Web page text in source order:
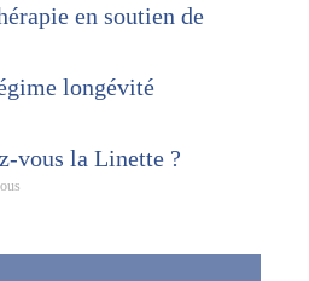
en soutien de
longévité
vous la Linette ?